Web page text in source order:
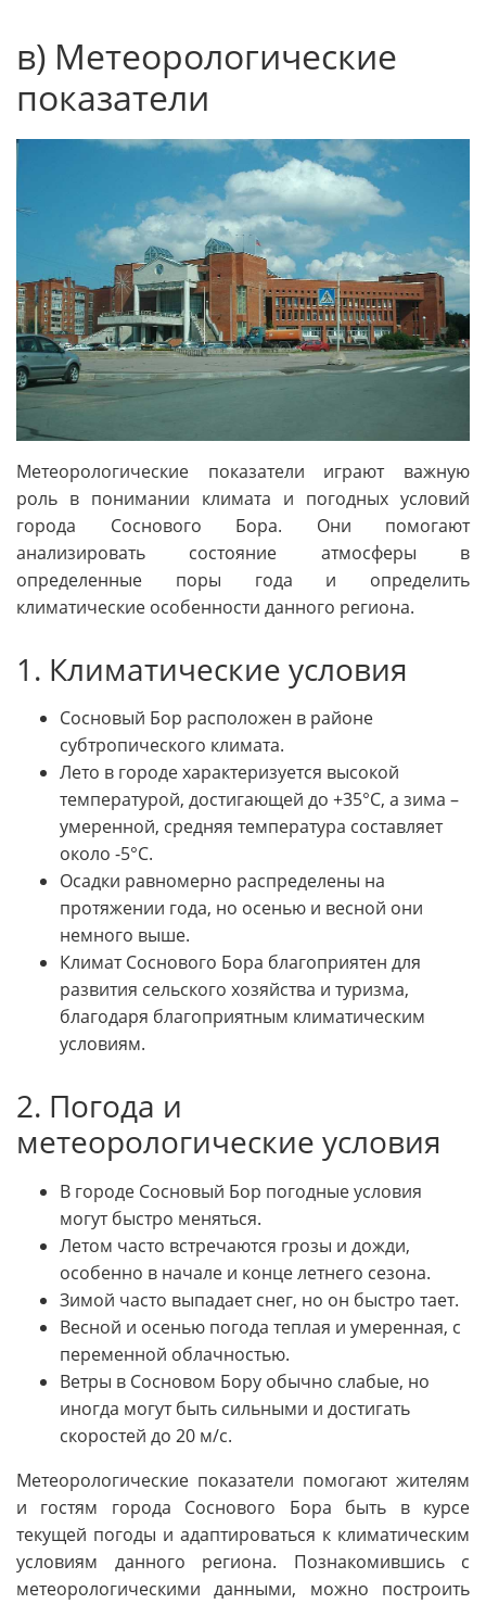
в) Метеорологические
показатели
Метеорологические показатели играют важную
роль в понимании климата и погодных условий
города Соснового Бора. Они помогают
анализировать состояние атмосферы в
определенные поры года и определить
климатические особенности данного региона.
1. Климатические условия
Сосновый Бор расположен в районе
субтропического климата.
Лето в городе характеризуется высокой
температурой, достигающей до +35°C, а зима –
умеренной, средняя температура составляет
около -5°C.
Осадки равномерно распределены на
протяжении года, но осенью и весной они
немного выше.
Климат Соснового Бора благоприятен для
развития сельского хозяйства и туризма,
благодаря благоприятным климатическим
условиям.
2. Погода и
метеорологические условия
В городе Сосновый Бор погодные условия
могут быстро меняться.
Летом часто встречаются грозы и дожди,
особенно в начале и конце летнего сезона.
Зимой часто выпадает снег, но он быстро тает.
Весной и осенью погода теплая и умеренная, с
переменной облачностью.
Ветры в Сосновом Бору обычно слабые, но
иногда могут быть сильными и достигать
скоростей до 20 м/с.
Метеорологические показатели помогают жителям
и гостям города Соснового Бора быть в курсе
текущей погоды и адаптироваться к климатическим
условиям данного региона. Познакомившись с
метеорологическими данными, можно построить